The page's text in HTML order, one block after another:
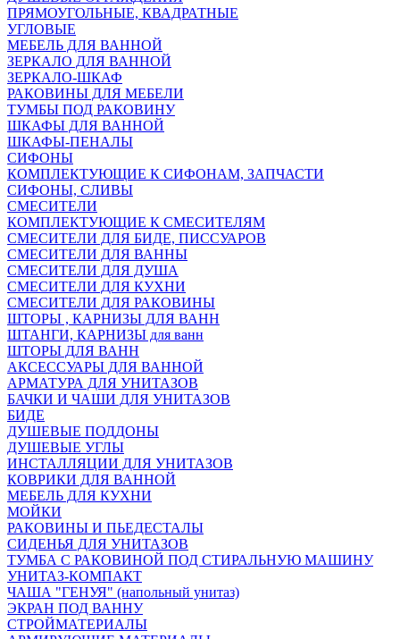
ПРЯМОУГОЛЬНЫЕ, КВАДРАТНЫЕ
УГЛОВЫЕ
МЕБЕЛЬ ДЛЯ ВАННОЙ
ЗЕРКАЛО ДЛЯ ВАННОЙ
ЗЕРКАЛО-ШКАФ
РАКОВИНЫ ДЛЯ МЕБЕЛИ
ТУМБЫ ПОД РАКОВИНУ
ШКАФЫ ДЛЯ ВАННОЙ
ШКАФЫ-ПЕНАЛЫ
СИФОНЫ
КОМПЛЕКТУЮЩИЕ К СИФОНАМ, ЗАПЧАСТИ
СИФОНЫ, СЛИВЫ
СМЕСИТЕЛИ
КОМПЛЕКТУЮЩИЕ К СМЕСИТЕЛЯМ
СМЕСИТЕЛИ ДЛЯ БИДЕ, ПИССУАРОВ
СМЕСИТЕЛИ ДЛЯ ВАННЫ
СМЕСИТЕЛИ ДЛЯ ДУША
СМЕСИТЕЛИ ДЛЯ КУХНИ
СМЕСИТЕЛИ ДЛЯ РАКОВИНЫ
ШТОРЫ , КАРНИЗЫ ДЛЯ ВАНН
ШТАНГИ, КАРНИЗЫ для ванн
ШТОРЫ ДЛЯ ВАНН
АКСЕССУАРЫ ДЛЯ ВАННОЙ
АРМАТУРА ДЛЯ УНИТАЗОВ
БАЧКИ И ЧАШИ ДЛЯ УНИТАЗОВ
БИДЕ
ДУШЕВЫЕ ПОДДОНЫ
ДУШЕВЫЕ УГЛЫ
ИНСТАЛЛЯЦИИ ДЛЯ УНИТАЗОВ
КОВРИКИ ДЛЯ ВАННОЙ
МЕБЕЛЬ ДЛЯ КУХНИ
МОЙКИ
РАКОВИНЫ И ПЬЕДЕСТАЛЫ
СИДЕНЬЯ ДЛЯ УНИТАЗОВ
ТУМБА С РАКОВИНОЙ ПОД СТИРАЛЬНУЮ МАШИНУ
УНИТАЗ-КОМПАКТ
ЧАША "ГЕНУЯ" (напольный унитаз)
ЭКРАН ПОД ВАННУ
СТРОЙМАТЕРИАЛЫ